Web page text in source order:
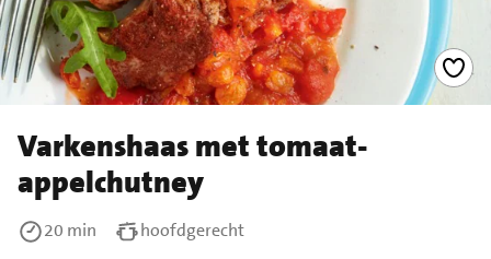
Varkenshaas met tomaat-
appelchutney
20 min
hoofdgerecht